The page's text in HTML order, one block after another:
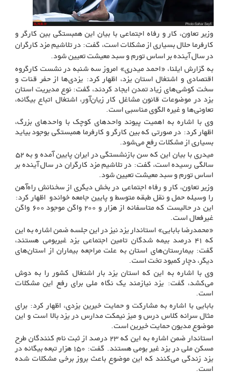
وزیر تعاون، کار و رفاه اجتماعی با بیان این همبستگی بین کارگر و
کارفرما حلال بسیاری از مشکلات است، گفت: در تلاشیم مزد کارگران
در سال آینده بر اساس تورم و سبد معیشت تعیین شود.
به گزارش ایلنا، «احمد میدری» امروز سه شنبه در نشست کارگروه
اقتصادی و اشتغال استان یزد، اظهار کرد: یزدی‌ها از حفر قنات و
سخت کوشی‌های زیاد تمدن ایجاد کردند، گفت: نوع مدیریت استان
یزد در موضوعات قانون مشاغل کار زیان‌آور، اشتغال اتباع بیگانه،
تعاونی‌ها و غیره الگوی مناسبی است.
وی با اشاره به اهمیت پیوند واحدهای کوچک با واحدهای بزرگ،
اظهار کرد: در صورتی که بین کارگر و کارفرما همبستگی بوجود بیاید
بسیاری از مشکلات رفع می‌شود.
میدری با بیان این که سن بازنشستگی در ایران پایین آمده و به ۵۲
سالگی رسیده است، گفت: در تلاشیم مزد کارگران در سال آینده بر
اساس تورم و سبد معیشت تعیین شود.
وزیر تعاون، کار و رفاه اجتماعی در بخش دیگری از سخنانش راه‌آهن
را وسیله حمل و نقل طبقه متوسط و پایین جامعه خواندو اظهار کرد:
این در حالیست که متاسفانه از هزار و ۲۰۰ واگن موجود ۶۰۰ واگن
غیرفعال است.
«محمدرضا بابایی» استاندار یزد نیز در این جلسه ضمن اشاره به این
که ۴۱ درصد بیمه شدگان تامین اجتماعی یزد غیربومی هستند،
گفت: بیمارستان‌های استان به علت مراجعه بیماران از استان‌های
دیگر، دچار کمبود تخت است.
وی با اشاره به این که استان یزد بار اشتغال کشور را به دوش
می‌کشد، گفت: یزد نیازمند یک نگاه ملی برای رفع این مشکلات
است.
بابایی با اشاره به مشارکت و حمایت خیرین یزدی، اظهار کرد: برای
مثال سرانه کلاس درس و میز نیمکت مدارس در یزد بالا است و این
موضوع مدیون حمایت خیرین است.
استاندار ضمن اشاره به این که ۲۳ درصد از ثبت نام کنندگان طرح
مسکن ملی در یزد غیر بومی هستند. گفت: ۱۵۰ هزار تبعه بیگانه در
یزد زندگی می‌کنند که این موضوع باعث بروز برخی مشکلات شده
است.